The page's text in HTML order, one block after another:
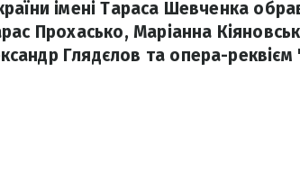
імені Тараса Шевченка
Прохасько, Маріанна
Глядєлов та опера-реквієм